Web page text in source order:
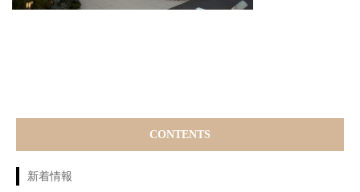
CONTENTS
新着情報